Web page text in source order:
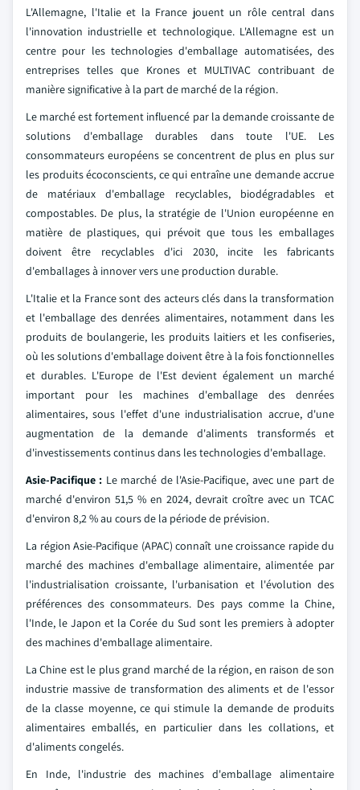
L'Allemagne, l'Italie et la France jouent un rôle central dans
l'innovation industrielle et technologique. L'Allemagne est un
centre pour les technologies d'emballage automatisées, des
entreprises telles que Krones et MULTIVAC contribuant de
manière significative à la part de marché de la région.
Le marché est fortement influencé par la demande croissante de
solutions d'emballage durables dans toute l'UE. Les
consommateurs européens se concentrent de plus en plus sur
les produits écoconscients, ce qui entraîne une demande accrue
de matériaux d'emballage recyclables, biodégradables et
compostables. De plus, la stratégie de l'Union européenne en
matière de plastiques, qui prévoit que tous les emballages
doivent être recyclables d'ici 2030, incite les fabricants
d'emballages à innover vers une production durable.
L'Italie et la France sont des acteurs clés dans la transformation
et l'emballage des denrées alimentaires, notamment dans les
produits de boulangerie, les produits laitiers et les confiseries,
où les solutions d'emballage doivent être à la fois fonctionnelles
et durables. L'Europe de l'Est devient également un marché
important pour les machines d'emballage des denrées
alimentaires, sous l'effet d'une industrialisation accrue, d'une
augmentation de la demande d'aliments transformés et
d'investissements continus dans les technologies d'emballage.
Asie-Pacifique : Le marché de l'Asie-Pacifique, avec une part de
marché d'environ 51,5 % en 2024, devrait croître avec un TCAC
d'environ 8,2 % au cours de la période de prévision.
La région Asie-Pacifique (APAC) connaît une croissance rapide du
marché des machines d'emballage alimentaire, alimentée par
l'industrialisation croissante, l'urbanisation et l'évolution des
préférences des consommateurs. Des pays comme la Chine,
l'Inde, le Japon et la Corée du Sud sont les premiers à adopter
des machines d'emballage alimentaire.
La Chine est le plus grand marché de la région, en raison de son
industrie massive de transformation des aliments et de l'essor
de la classe moyenne, ce qui stimule la demande de produits
alimentaires emballés, en particulier dans les collations, et
d'aliments congelés.
En Inde, l'industrie des machines d'emballage alimentaire